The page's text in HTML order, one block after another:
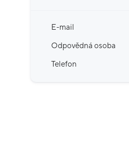
E-mail
Odpovědná osoba
Telefon